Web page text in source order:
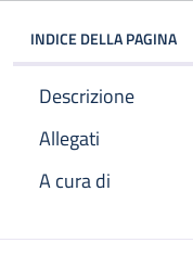
INDICE DELLA PAGINA
Descrizione
Allegati
A cura di